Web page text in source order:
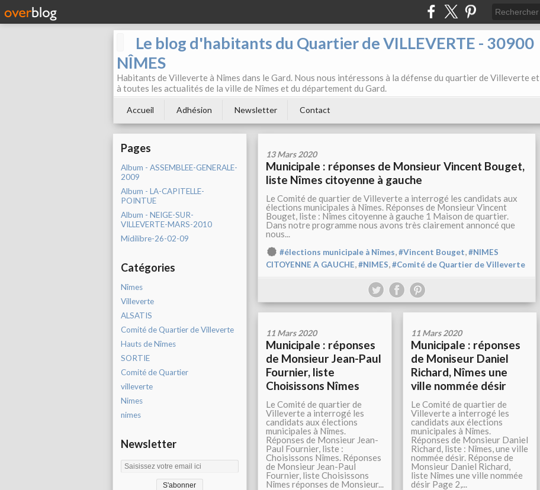
Le blog d'habitants du Quartier de VILLEVERTE - 30900
NÎMES
Habitants de Villeverte à Nîmes dans le Gard. Nous nous intéressons à la défense du quartier de Villeverte et
à toutes les actualités de la ville de Nîmes et du département du Gard.
Accueil Adhésion Newsletter Contact
Pages
Album - ASSEMBLEE-GENERALE-
2009
Album - LA-CAPITELLE-
POINTUE
Album - NEIGE-SUR-
VILLEVERTE-MARS-2010
Midilibre-26-02-09
Catégories
Nîmes
Villeverte
ALSATIS
Comité de Quartier de Villeverte
Hauts de Nîmes
SORTIE
Comité de Quartier
villeverte
Nimes
nimes
Newsletter
13 Mars 2020
Municipale : réponses de Monsieur Vincent Bouget,
liste Nîmes citoyenne à gauche
Le Comité de quartier de Villeverte a interrogé les candidats aux
élections municipales à Nîmes. Réponses de Monsieur Vincent
Bouget, liste : Nîmes citoyenne à gauche 1 Maison de quartier.
Dans notre programme nous avons très clairement annoncé que
nous...
#élections municipale à Nîmes,#Vincent Bouget,#NIMES
CITOYENNE A GAUCHE,#NIMES,#Comité de Quartier de Villeverte
11 Mars 2020
Municipale : réponses
de Monsieur Jean-Paul
Fournier, liste
Choisissons Nîmes
Le Comité de quartier de
Villeverte a interrogé les
candidats aux élections
municipales à Nîmes.
Réponses de Monsieur Jean-
Paul Fournier, liste :
Choisissons Nîmes. Réponses
de Monsieur Jean-Paul
Fournier, liste Choisissons
Nîmes réponses de Monsieur...
11 Mars 2020
Municipale : réponses
de Moniseur Daniel
Richard, Nîmes une
ville nommée désir
Le Comité de quartier de
Villeverte a interrogé les
candidats aux élections
municipales à Nîmes.
Réponses de Monsieur Daniel
Richard, liste : Nîmes, une ville
nommée désir. Réponse de
Monsieur Daniel Richard,
liste Nîmes une ville nommée
désir Page 2,...